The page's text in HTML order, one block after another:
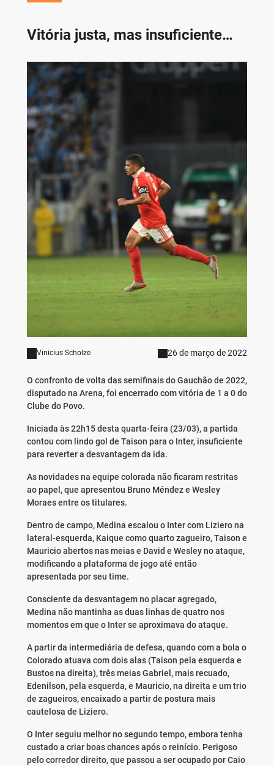
Vitória justa, mas insuficiente…
Vinicius Scholze 26 de março de 2022
O confronto de volta das semifinais do Gauchão de 2022,
disputado na Arena, foi encerrado com vitória de 1 a 0 do
Clube do Povo.
Iniciada às 22h15 desta quarta-feira (23/03), a partida
contou com lindo gol de Taison para o Inter, insuficiente
para reverter a desvantagem da ida.
As novidades na equipe colorada não ficaram restritas
ao papel, que apresentou Bruno Méndez e Wesley
Moraes entre os titulares.
Dentro de campo, Medina escalou o Inter com Liziero na
lateral-esquerda, Kaique como quarto zagueiro, Taison e
Mauricio abertos nas meias e David e Wesley no ataque,
modificando a plataforma de jogo até então
apresentada por seu time.
Consciente da desvantagem no placar agregado,
Medina não mantinha as duas linhas de quatro nos
momentos em que o Inter se aproximava do ataque.
A partir da intermediária de defesa, quando com a bola o
Colorado atuava com dois alas (Taison pela esquerda e
Bustos na direita), três meias Gabriel, mais recuado,
Edenilson, pela esquerda, e Mauricio, na direita e um trio
de zagueiros, encaixado a partir de postura mais
cautelosa de Liziero.
O Inter seguiu melhor no segundo tempo, embora tenha
custado a criar boas chances após o reinício. Perigoso
pelo corredor direito, que passou a ser ocupado por Caio